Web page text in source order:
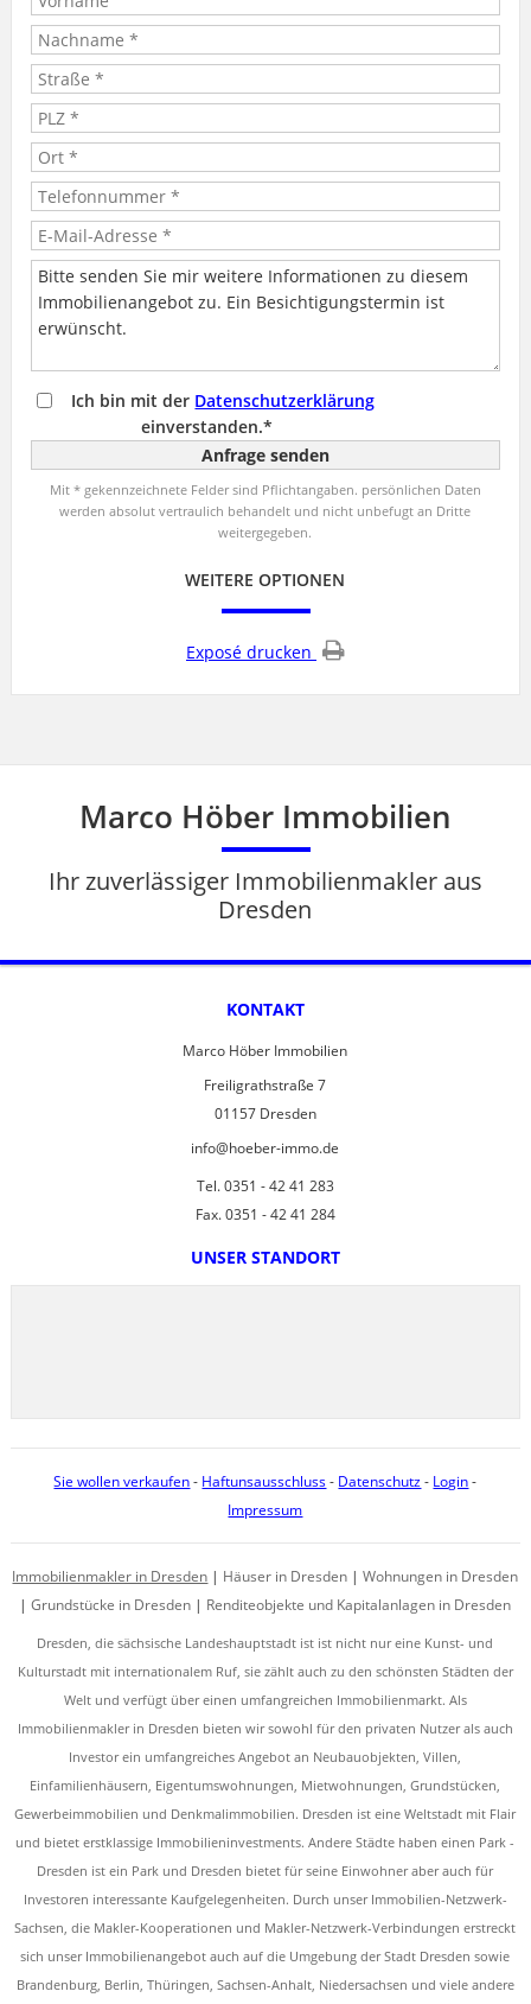
Ich bin mit der Datenschutzerklärung
einverstanden.*
Mit * gekennzeichnete Felder sind Pflichtangaben. persönlichen Daten
werden absolut vertraulich behandelt und nicht unbefugt an Dritte
weitergegeben.
WEITERE OPTIONEN
Exposé drucken
Marco Höber Immobilien
Ihr zuverlässiger Immobilienmakler aus
Dresden
KONTAKT
Marco Höber Immobilien
Freiligrathstraße 7
01157 Dresden
info@hoeber-immo.de
Tel. 0351 - 42 41 283
Fax. 0351 - 42 41 284
UNSER STANDORT
Sie wollen verkaufen- Haftunsausschluss- Datenschutz- Login-
Impressum
Immobilienmakler in Dresden | Häuser in Dresden |Wohnungen in Dresden
|Grundstücke in Dresden | Renditeobjekte und Kapitalanlagen in Dresden
Dresden, die sächsische Landeshauptstadt ist ist nicht nur eine Kunst- und
Kulturstadt mit internationalem Ruf, sie zählt auch zu den schönsten Städten der
Welt und verfügt über einen umfangreichen Immobilienmarkt. Als
Immobilienmakler in Dresden bieten wir sowohl für den privaten Nutzer als auch
Investor ein umfangreiches Angebot an Neubauobjekten, Villen,
Einfamilienhäusern, Eigentumswohnungen, Mietwohnungen, Grundstücken,
Gewerbeimmobilien und Denkmalimmobilien. Dresden ist eine Weltstadt mit Flair
und bietet erstklassige Immobilieninvestments. Andere Städte haben einen Park -
Dresden ist ein Park und Dresden bietet für seine Einwohner aber auch für
Investoren interessante Kaufgelegenheiten. Durch unser Immobilien-Netzwerk-
Sachsen, die Makler-Kooperationen und Makler-Netzwerk-Verbindungen erstreckt
sich unser Immobilienangebot auch auf die Umgebung der Stadt Dresden sowie
Brandenburg, Berlin, Thüringen, Sachsen-Anhalt, Niedersachsen und viele andere